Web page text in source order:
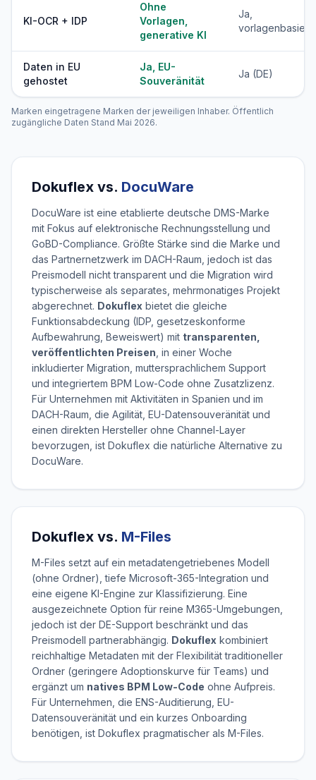
KI-OCR + IDP
Ohne
Vorlagen,
generative KI
Ja,
vorlagenbasiert
Daten in EU
gehostet
Ja, EU-
Souveränität
Ja (DE)
Marken eingetragene Marken der jeweiligen Inhaber. Öffentlich
zugängliche Daten Stand Mai 2026.
Dokuflex vs. DocuWare
DocuWare ist eine etablierte deutsche DMS-Marke
mit Fokus auf elektronische Rechnungsstellung und
GoBD-Compliance. Größte Stärke sind die Marke und
das Partnernetzwerk im DACH-Raum, jedoch ist das
Preismodell nicht transparent und die Migration wird
typischerweise als separates, mehrmonatiges Projekt
abgerechnet. Dokuflex bietet die gleiche
Funktionsabdeckung (IDP, gesetzeskonforme
Aufbewahrung, Beweiswert) mit transparenten,
veröffentlichten Preisen , in einer Woche
inkludierter Migration, muttersprachlichem Support
und integriertem BPM Low-Code ohne Zusatzlizenz.
Für Unternehmen mit Aktivitäten in Spanien und im
DACH-Raum, die Agilität, EU-Datensouveränität und
einen direkten Hersteller ohne Channel-Layer
bevorzugen, ist Dokuflex die natürliche Alternative zu
DocuWare.
Dokuflex vs. M-Files
M-Files setzt auf ein metadatengetriebenes Modell
(ohne Ordner), tiefe Microsoft-365-Integration und
eine eigene KI-Engine zur Klassifizierung. Eine
ausgezeichnete Option für reine M365-Umgebungen,
jedoch ist der DE-Support beschränkt und das
Preismodell partnerabhängig. Dokuflex kombiniert
reichhaltige Metadaten mit der Flexibilität traditioneller
Ordner (geringere Adoptionskurve für Teams) und
ergänzt um natives BPM Low-Code ohne Aufpreis.
Für Unternehmen, die ENS-Auditierung, EU-
Datensouveränität und ein kurzes Onboarding
benötigen, ist Dokuflex pragmatischer als M-Files.